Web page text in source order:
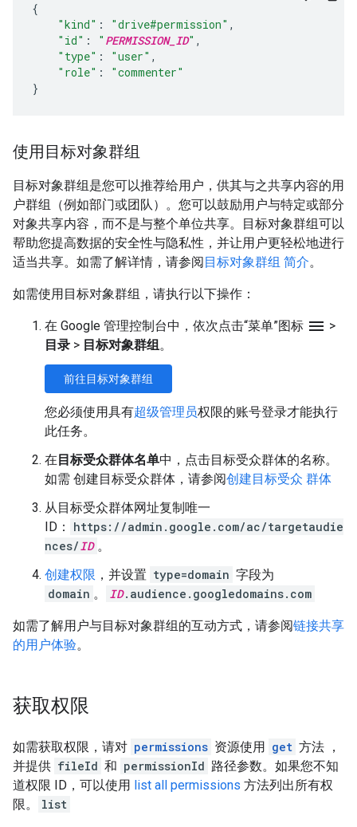
{
"kind" : "drive#permission" ,
"id" : " PERMISSION_ID" ,
"type" : "user" ,
"role" :
"commenter"
}
使用目标对象群组
目标对象群组是您可以推荐给用户，供其与之共享内容的用
户群组（例如部门或团队）。您可以鼓励用户与特定或部分
对象共享内容，而不是与整个单位共享。目标对象群组可以
帮助您提高数据的安全性与隐私性，并让用户更轻松地进行
适当共享。如需了解详情，请参阅目标对象群组 简介。
如需使用目标对象群组，请执行以下操作：
在 Google 管理控制台中，依次点击“菜单”图标 menu >
目录 > 目标对象群组。
前往目标对象群组
您必须使用具有超级管理员权限的账号登录才能执行
此任务。
在目标受众群体名单中，点击目标受众群体的名称。
如需 创建目标受众群体，请参阅创建目标受众 群体
从目标受众群体网址复制唯一
ID：
https://admin.google.com/ac/targetaudie
nces/ID 。
创建权限 ，并设置 type=domain 字段为
domain 。 ID.audience.googledomains.com
如需了解用户与目标对象群组的互动方式，请参阅链接共享
的用户体验。
获取权限
如需获取权限，请对 permissions 资源使用 get 方法 ，
并提供 fileId 和 permissionId 路径参数。如果您不知
道权限 ID，可以使用 list all permissions 方法列出所有权
限。
list